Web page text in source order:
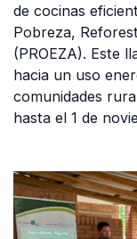
de cocinas
Pobreza,
(PROEZA). Este
hacia un uso
comunidades
hasta el 1 de